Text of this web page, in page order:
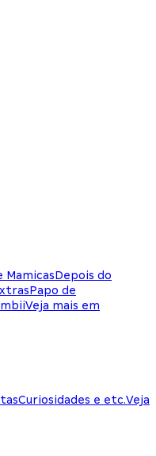
MamicasDepois do
Papo de
Veja mais em
Curiosidades e etc.Veja